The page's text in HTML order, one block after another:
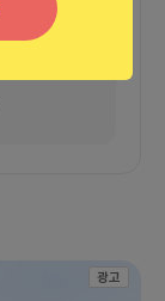
광고